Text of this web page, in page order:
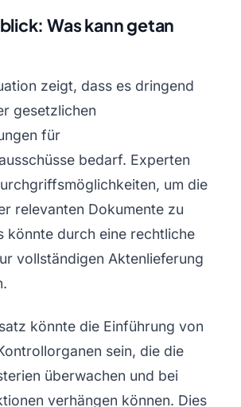
Was kann getan
zeigt, dass es dringend
gesetzlichen
für
bedarf. Experten
um die
relevanten Dokumente zu
könnte durch eine rechtliche
vollständigen Aktenlieferung
könnte die Einführung von
sein, die die
überwachen und bei
verhängen können. Dies